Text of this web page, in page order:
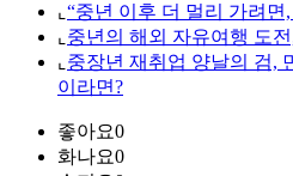
⌞ “중년 이후 더 멀리 가려
⌞ 중년의 해외 자유여행 도
⌞ 중장년 재취업 양날의 검,
이라면?
좋아요0
화나요0